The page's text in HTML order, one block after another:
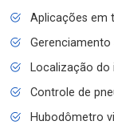
Aplicações em
Localização do
Controle de
Hubodômetro